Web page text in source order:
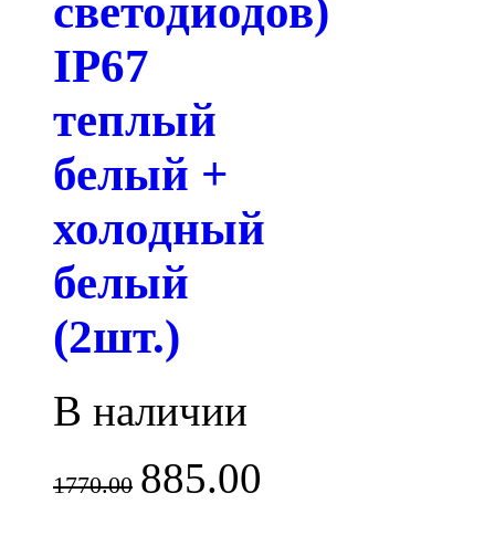
светодиодов)
IP67
теплый
белый +
холодный
белый
(2шт.)
В наличии
1770.00 885.00